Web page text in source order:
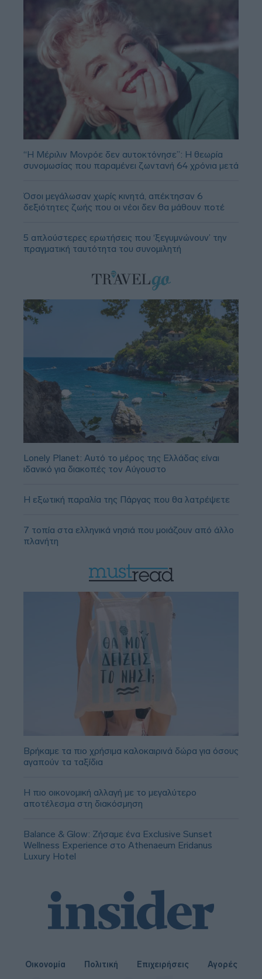
“Η Μέριλιν Μονρόε δεν αυτοκτόνησε”: Η θεωρία
συνομωσίας που παραμένει ζωντανή 64 χρόνια μετά
Όσοι μεγάλωσαν χωρίς κινητά, απέκτησαν 6
δεξιότητες ζωής που οι νέοι δεν θα μάθουν ποτέ
5 απλούστερες ερωτήσεις που ‘ξεγυμνώνουν’ την
πραγματική ταυτότητα του συνομιλητή
Lonely Planet: Αυτό το μέρος της Ελλάδας είναι
ιδανικό για διακοπές τον Αύγουστο
Η εξωτική παραλία της Πάργας που θα λατρέψετε
7 τοπία στα ελληνικά νησιά που μοιάζουν από άλλο
πλανήτη
Βρήκαμε τα πιο χρήσιμα καλοκαιρινά δώρα για όσους
αγαπούν τα ταξίδια
Η πιο οικονομική αλλαγή με το μεγαλύτερο
αποτέλεσμα στη διακόσμηση
Balance & Glow: Ζήσαμε ένα Exclusive Sunset
Wellness Experience στο Athenaeum Eridanus
Luxury Hotel
Οικονομία Πολιτική Επιχειρήσεις
Αγορές